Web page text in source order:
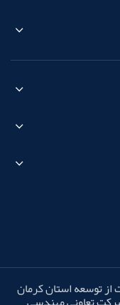
توسعه استان کرمان